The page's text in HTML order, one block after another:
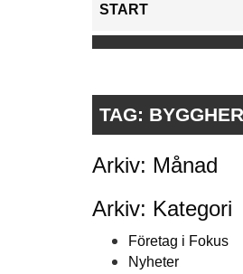
START
TAG:
Arkiv: Månad
Arkiv: Kategori
Företag i Fokus
Nyheter